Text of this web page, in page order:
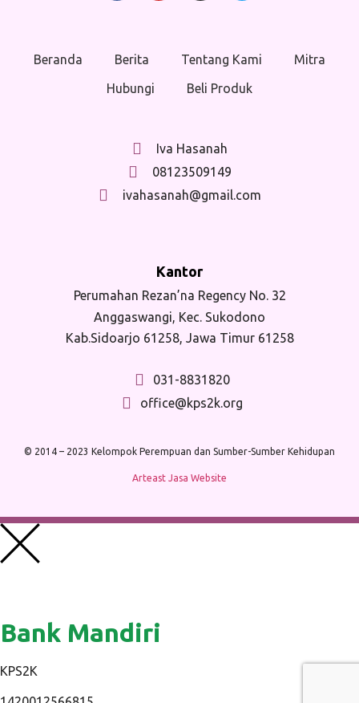
Beranda Berita Tentang Kami
Mitra
Hubungi
Beli Produk
Iva Hasanah
08123509149
ivahasanah@gmail.com
Kantor
Perumahan Rezan’na Regency No. 32
Anggaswangi, Kec. Sukodono
Kab.Sidoarjo 61258, Jawa Timur 61258
031-8831820
office@kps2k.org
© 2014 – 2023 Kelompok Perempuan dan Sumber-Sumber Kehidupan
Arteast Jasa Website
Bank Mandiri
KPS2K